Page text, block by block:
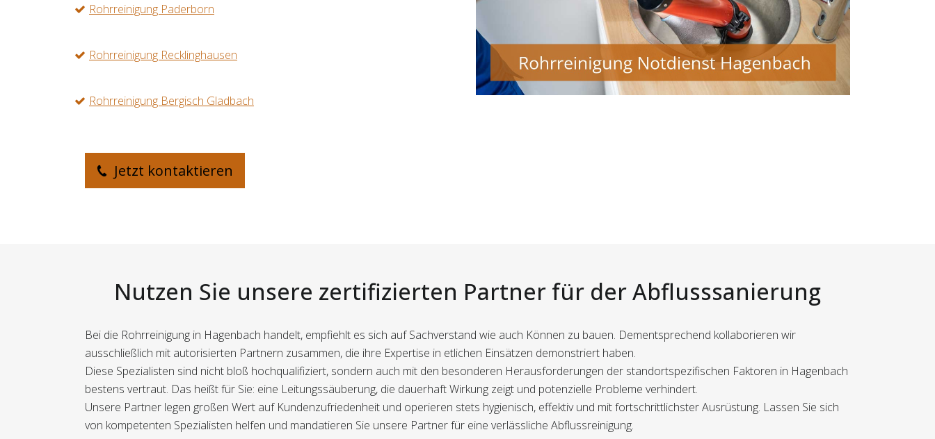
Rohrreinigung Paderborn
Rohrreinigung Recklinghausen
Rohrreinigung Bergisch Gladbach
Jetzt kontaktieren
Nutzen Sie unsere zertifizierten Partner für der Abflusssanierung
Bei die Rohrreinigung in Hagenbach handelt, empfiehlt es sich auf Sachverstand wie auch Können zu bauen. Dementsprechend kollaborieren wir
ausschließlich mit autorisierten Partnern zusammen, die ihre Expertise in etlichen Einsätzen demonstriert haben.
Diese Spezialisten sind nicht bloß hochqualifiziert, sondern auch mit den besonderen Herausforderungen der standortspezifischen Faktoren in Hagenbach
bestens vertraut. Das heißt für Sie: eine Leitungssäuberung, die dauerhaft Wirkung zeigt und potenzielle Probleme verhindert.
Unsere Partner legen großen Wert auf Kundenzufriedenheit und operieren stets hygienisch, effektiv und mit fortschrittlichster Ausrüstung. Lassen Sie sich
von kompetenten Spezialisten helfen und mandatieren Sie unsere Partner für eine verlässliche Abflussreinigung.